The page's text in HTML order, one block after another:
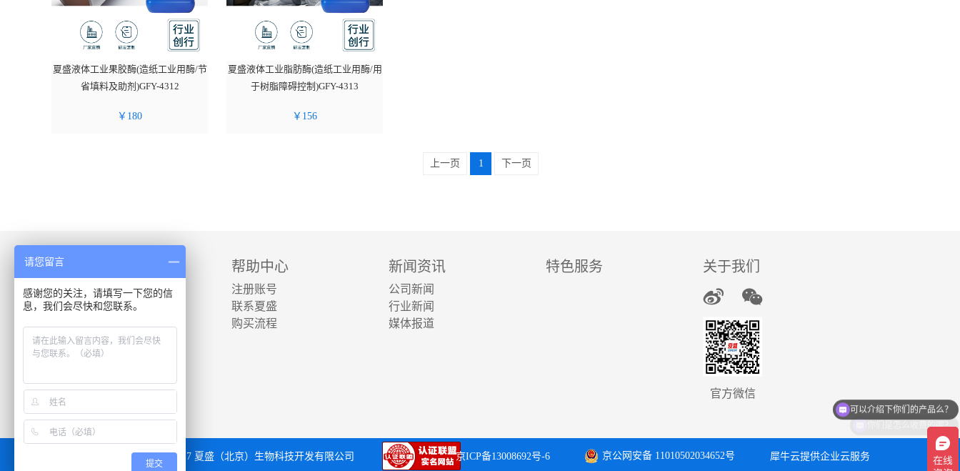
夏盛液体工业果胶酶(造纸工业用酶/节
省填料及助剂)GFY-4312
￥ 180
夏盛液体工业脂肪酶(造纸工业用酶/用
于树脂障碍控制)GFY-4313
￥ 156
上一页 1 下一页
夏盛商城
食品级用酶专区
饲料级用酶专区
更多
帮助中心
注册账号
联系夏盛
购买流程
新闻资讯
公司新闻
行业新闻
媒体报道
特色服务 关于我们
官方微信
Copyright ©2013 - 2017 夏盛（北京）生物科技开发有限公司 京ICP备13008692号-6 京公网安备 11010502034652号 犀牛云提供企业云服务
你们是怎么收费的呢？
请您留言
感谢您的关注，请填写一下您的信
息，我们会尽快和您联系。
提交